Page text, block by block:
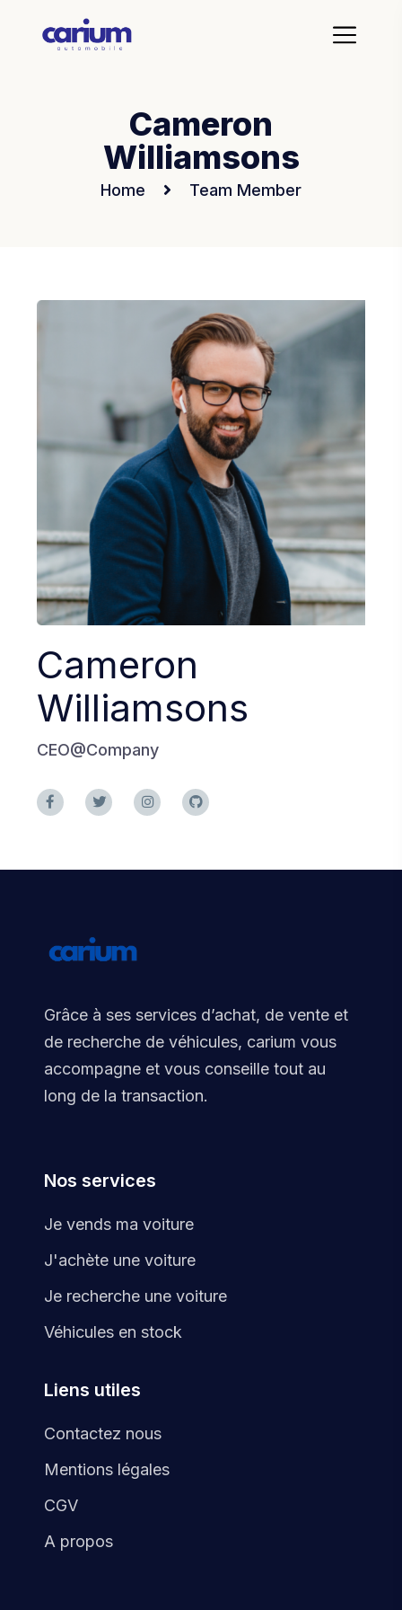
Cameron
Williamsons
Home Team Member
Cameron
Williamsons
CEO@Company
Grâce à ses services d’achat, de vente et
de recherche de véhicules, carium vous
accompagne et vous conseille tout au
long de la transaction.
Nos services
Je vends ma voiture
J'achète une voiture
Je recherche une voiture
Véhicules en stock
Liens utiles
Contactez nous
Mentions légales
CGV
A propos